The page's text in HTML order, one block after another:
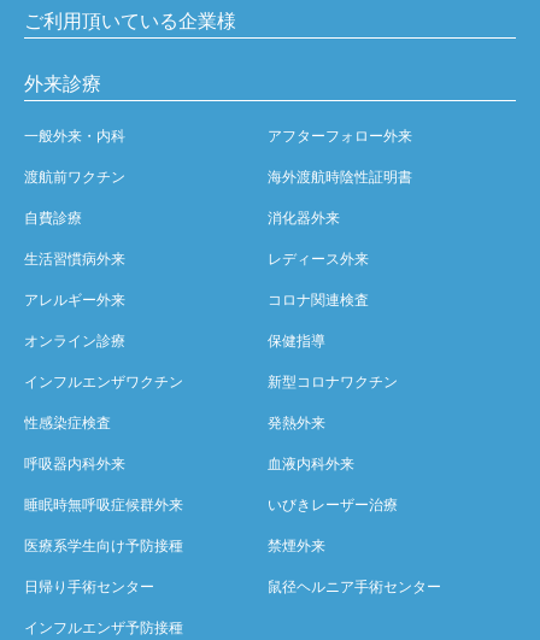
ご利用頂いている企業様
外来診療
一般外来・内科 アフターフォロー外来
渡航前ワクチン 海外渡航時陰性証明書
自費診療 消化器外来
生活習慣病外来 レディース外来
アレルギー外来 コロナ関連検査
オンライン診療 保健指導
インフルエンザワクチン 新型コロナワクチン
性感染症検査 発熱外来
呼吸器内科外来 血液内科外来
睡眠時無呼吸症候群外来 いびきレーザー治療
医療系学生向け予防接種 禁煙外来
日帰り手術センター 鼠径ヘルニア手術センター
インフルエンザ予防接種